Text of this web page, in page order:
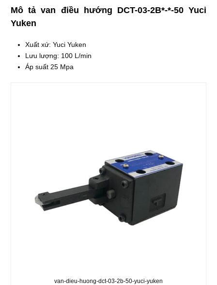
Mô tả van điều hướng DCT-03-2B*-*-50 Yuci
Yuken
Xuất xứ: Yuci Yuken
Lưu lượng: 100 L/min
Áp suất 25 Mpa
van-dieu-huong-dct-03-2b-50-yuci-yuken